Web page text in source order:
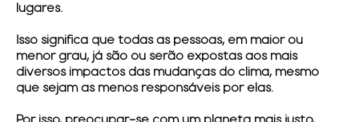
lugares.
Isso significa que todas as pessoas, em maior ou
menor grau, já são ou serão expostas aos mais
diversos impactos das mudanças do clima, mesmo
que sejam as menos responsáveis por elas.